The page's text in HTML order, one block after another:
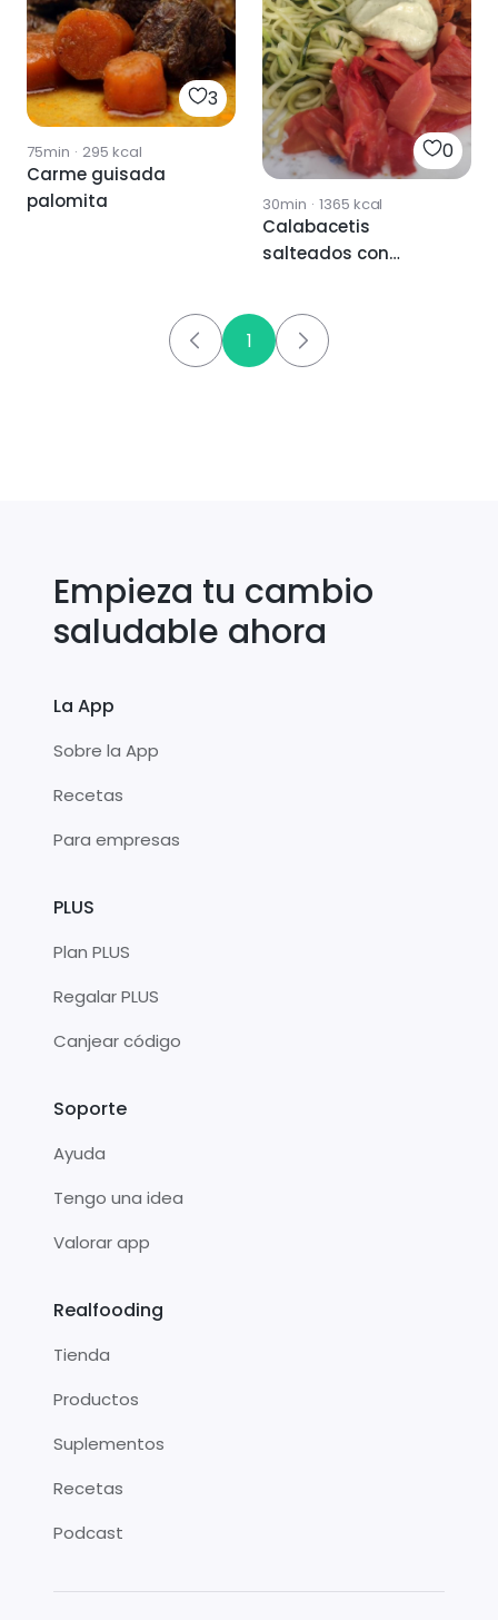
3
75min · 295 kcal
Carme guisada
palomita
0
30min · 1365 kcal
Calabacetis
salteados con
🥑
1
Empieza tu cambio
saludable ahora
La App
Sobre la App
Recetas
Para empresas
PLUS
Plan PLUS
Regalar PLUS
Canjear código
Soporte
Ayuda
Tengo una idea
Valorar app
Realfooding
Tienda
Productos
Suplementos
Recetas
Podcast